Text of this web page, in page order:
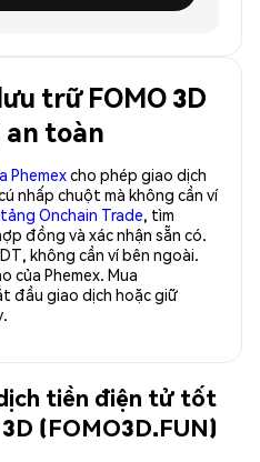
trữ FOMO 3D
an toàn
Phemexcho phép giao dịch
nhấp chuột mà không cần ví
Onchain Trade, tìm
đồng và xác nhận sẵn có.
không cần ví bên ngoài.
của Phemex. Mua
đầu giao dịch hoặc giữ
tiền điện tử tốt
(FOMO3D.FUN)